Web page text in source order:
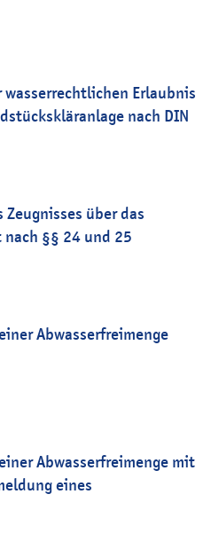
Erlaubnis
nach DIN
über das
§§ 24 und 25
Abwasserfreimenge
Abwasserfreimenge mit
eines